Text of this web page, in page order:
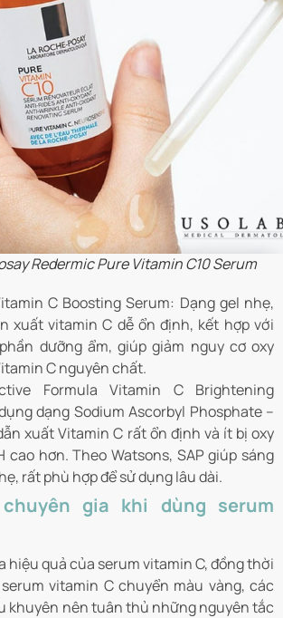
Redermic Pure Vitamin C10 Serum
C Boosting Serum: Dạng gel nhẹ,
xuất vitamin C dễ ổn định, kết hợp với
dưỡng ẩm, giúp giảm nguy cơ oxy
C nguyên chất.
Formula Vitamin C Brightening
dạng Sodium Ascorbyl Phosphate –
xuất Vitamin C rất ổn định và ít bị oxy
cao hơn. Theo Watsons, SAP giúp sáng
rất phù hợp để sử dụng lâu dài.
gia khi dùng serum
hiệu quả của serum vitamin C, đồng thời
vitamin C chuyển màu vàng, các
khuyên nên tuân thủ những nguyên tắc